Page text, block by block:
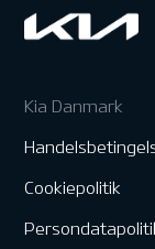
Kia Danmark
Cookiepolitik